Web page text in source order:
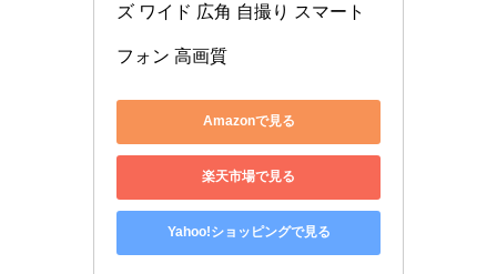
ズ ワイド 広角 自撮り スマート
フォン 高画質
Amazonで見る
楽天市場で見る
Yahoo!ショッピングで見る